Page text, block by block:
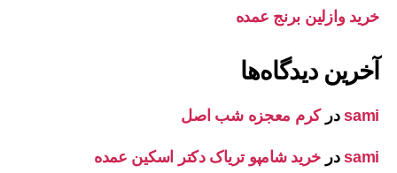
خرید وازلین برنج عمده
آخرین دیدگاه‌ها
samiدرکرم معجزه شب اصل
samiدر خرید شامپو تریاک دکتر اسکین عمده